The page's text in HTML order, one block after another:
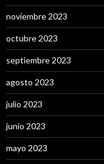
noviembre 2023
octubre 2023
septiembre 2023
agosto 2023
julio 2023
junio 2023
mayo 2023